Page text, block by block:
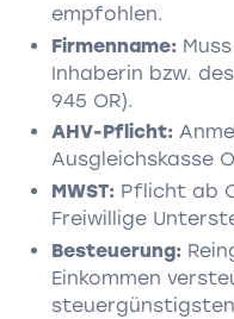
empfohlen.
Firmenname:
Inhaberin bzw.
945 OR).
AHV-Pflicht:
Ausgleichskasse
MWST: Pflicht ab
Freiwillige
Besteuerung:
Einkommen